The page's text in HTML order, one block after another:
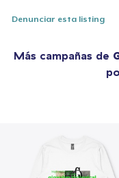
Denunciar esta listing
Más campañas de